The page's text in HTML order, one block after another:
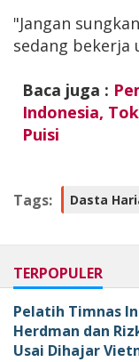
"Jangan
sedang bekerja
Baca juga :
Indonesia,
Puisi
Tags: Dasta
TERPOPULER
Pelatih Timnas
Herdman dan
Usai Dihajar